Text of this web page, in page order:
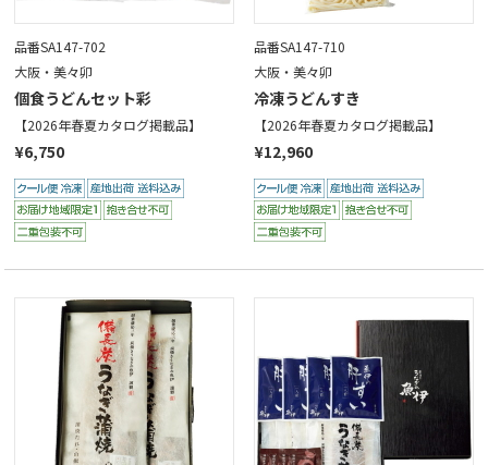
品番SA147-702
大阪・美々卯
個食うどんセット彩
【2026年春夏カタログ掲載品】
¥6,750
品番SA147-710
大阪・美々卯
冷凍うどんすき
【2026年春夏カタログ掲載品】
¥12,960